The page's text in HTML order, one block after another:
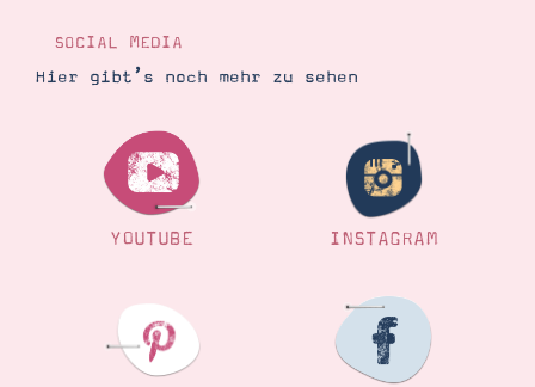
Blog
Gutscheine
Produkte erklärt
Tipps & Tricks
Ordnungstipps
SOCIAL MEDIA
Hier gibt’s noch mehr zu sehen
YOUTUBE INSTAGRAM